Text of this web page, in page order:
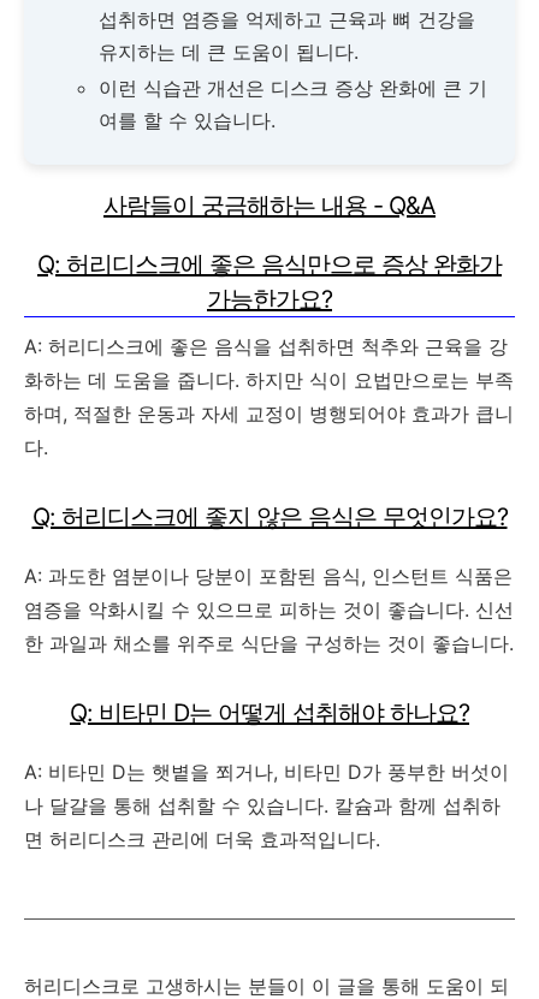
섭취하면 염증을 억제하고 근육과 뼈 건강을
유지하는 데 큰 도움이 됩니다.
이런 식습관 개선은 디스크 증상 완화에 큰 기
여를 할 수 있습니다.
사람들이 궁금해하는 내용 - Q&A
Q: 허리디스크에 좋은 음식만으로 증상 완화가
가능한가요?
A: 허리디스크에 좋은 음식을 섭취하면 척추와 근육을 강
화하는 데 도움을 줍니다. 하지만 식이 요법만으로는 부족
하며, 적절한 운동과 자세 교정이 병행되어야 효과가 큽니
다.
Q: 허리디스크에 좋지 않은 음식은 무엇인가요?
A: 과도한 염분이나 당분이 포함된 음식, 인스턴트 식품은
염증을 악화시킬 수 있으므로 피하는 것이 좋습니다. 신선
한 과일과 채소를 위주로 식단을 구성하는 것이 좋습니다.
Q: 비타민 D는 어떻게 섭취해야 하나요?
A: 비타민 D는 햇볕을 쬐거나, 비타민 D가 풍부한 버섯이
나 달걀을 통해 섭취할 수 있습니다. 칼슘과 함께 섭취하
면 허리디스크 관리에 더욱 효과적입니다.
허리디스크로 고생하시는 분들이 이 글을 통해 도움이 되